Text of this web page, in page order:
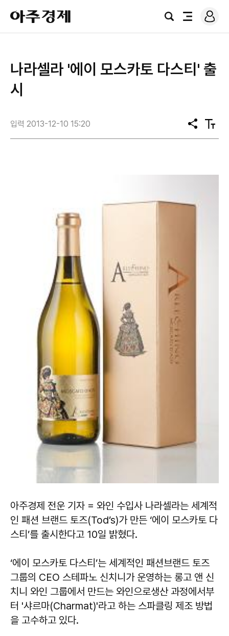
아
주
경
검
전
로
그
​나라셀라 '에이 모스카토 다스티' 출
시
입력 2013-12-10 15:20
공
유
텍
스
아주경제 전운 기자 = 와인 수입사 나라셀라는 세계적
인 패션 브랜드 토즈(Tod’s)가 만든 ‘에이 모스카토 다
스티’를 출시한다고 10일 밝혔다.
‘에이 모스카토 다스티’는 세계적인 패션브랜드 토즈
그룹의 CEO 스테파노 신치니가 운영하는 롱고 앤 신
치니 와인 그룹에서 만드는 와인으로생산 과정에서부
터 '샤르마(Charmat)'라고 하는 스파클링 제조 방법
을 고수하고 있다.